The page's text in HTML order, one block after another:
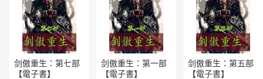
剑傲重生：第七部
【電子書】
剑傲重生：第一部
【電子書】
剑傲重生：第五部
【電子書】